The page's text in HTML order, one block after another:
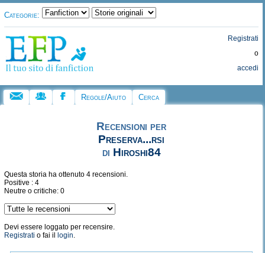
Categorie:
Registrati
o
accedi
Regole/Aiuto Cerca
Recensioni per
Preserva...rsi
di Hiroshi84
Questa storia ha ottenuto 4 recensioni.
Positive : 4
Neutre o critiche: 0
Devi essere loggato per recensire.
Registrati o fai il login.